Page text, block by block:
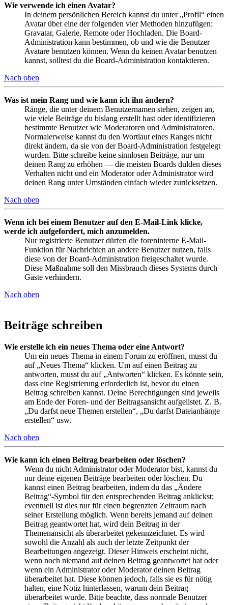
Wie verwende ich einen Avatar?
In deinem persönlichen Bereich kannst du unter „Profil“ einen
Avatar über eine der folgenden vier Methoden hinzufügen:
Gravatar, Galerie, Remote oder Hochladen. Die Board-
Administration kann bestimmen, ob und wie die Benutzer
Avatare benutzen können. Wenn du keinen Avatar benutzen
kannst, solltest du die Board-Administration kontaktieren.
Nach oben
Was ist mein Rang und wie kann ich ihn ändern?
Ränge, die unter deinem Benutzernamen stehen, zeigen an,
wie viele Beiträge du bislang erstellt hast oder identifizieren
bestimmte Benutzer wie Moderatoren und Administratoren.
Normalerweise kannst du den Wortlaut eines Ranges nicht
direkt ändern, da sie von der Board-Administration festgelegt
wurden. Bitte schreibe keine sinnlosen Beiträge, nur um
deinen Rang zu erhöhen — die meisten Boards dulden dieses
Verhalten nicht und ein Moderator oder Administrator wird
deinen Rang unter Umständen einfach wieder zurücksetzen.
Nach oben
Wenn ich bei einem Benutzer auf den E-Mail-Link klicke,
werde ich aufgefordert, mich anzumelden.
Nur registrierte Benutzer dürfen die foreninterne E-Mail-
Funktion für Nachrichten an andere Benutzer nutzen, falls
diese von der Board-Administration freigeschaltet wurde.
Diese Maßnahme soll den Missbrauch dieses Systems durch
Gäste verhindern.
Nach oben
Beiträge schreiben
Wie erstelle ich ein neues Thema oder eine Antwort?
Um ein neues Thema in einem Forum zu eröffnen, musst du
auf „Neues Thema“ klicken. Um auf einen Beitrag zu
antworten, musst du auf „Antworten“ klicken. Es könnte sein,
dass eine Registrierung erforderlich ist, bevor du einen
Beitrag schreiben kannst. Deine Berechtigungen sind jeweils
am Ende der Foren- und der Beitragsansicht aufgelistet. Z. B.
„Du darfst neue Themen erstellen“, „Du darfst Dateianhänge
erstellen“ usw.
Nach oben
Wie kann ich einen Beitrag bearbeiten oder löschen?
Wenn du nicht Administrator oder Moderator bist, kannst du
nur deine eigenen Beiträge bearbeiten oder löschen. Du
kannst einen Beitrag bearbeiten, indem du das „Ändere
Beitrag“-Symbol für den entsprechenden Beitrag anklickst;
eventuell ist dies nur für einen begrenzten Zeitraum nach
seiner Erstellung möglich. Wenn bereits jemand auf deinen
Beitrag geantwortet hat, wird dein Beitrag in der
Themenansicht als überarbeitet gekennzeichnet. Es wird
sowohl die Anzahl als auch der letzte Zeitpunkt der
Bearbeitungen angezeigt. Dieser Hinweis erscheint nicht,
wenn noch niemand auf deinen Beitrag geantwortet hat oder
wenn ein Administrator oder Moderator deinen Beitrag
überarbeitet hat. Diese können jedoch, falls sie es für nötig
halten, eine Notiz hinterlassen, warum dein Beitrag
überarbeitet wurde. Bitte beachte, dass normale Benutzer